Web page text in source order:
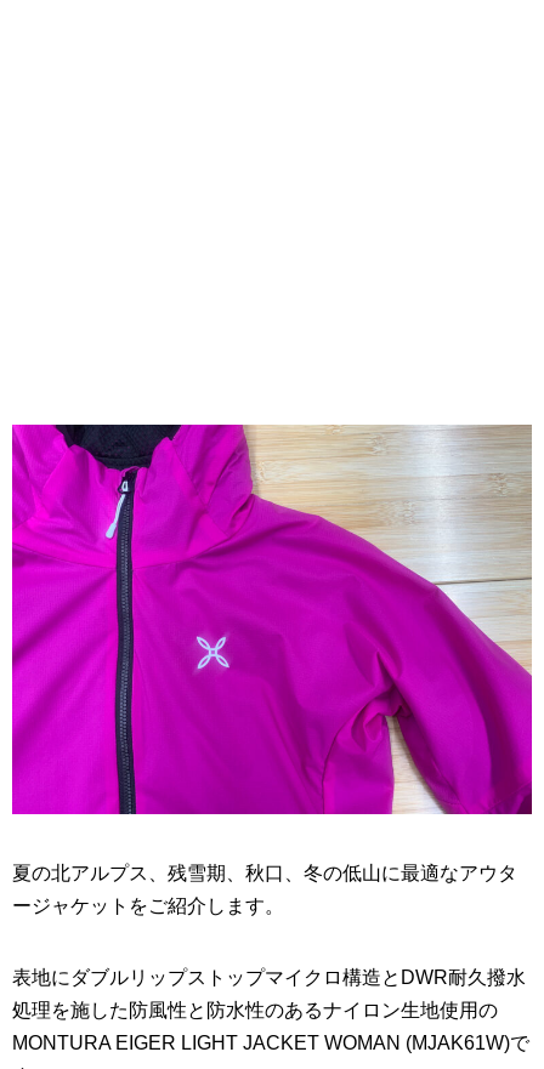
夏の北アルプス、残雪期、秋口、冬の低山に最適なアウタ
ージャケットをご紹介します。
表地にダブルリップストップマイクロ構造とDWR耐久撥水
処理を施した防風性と防水性のあるナイロン生地使用の
MONTURA EIGER LIGHT JACKET WOMAN (MJAK61W)で